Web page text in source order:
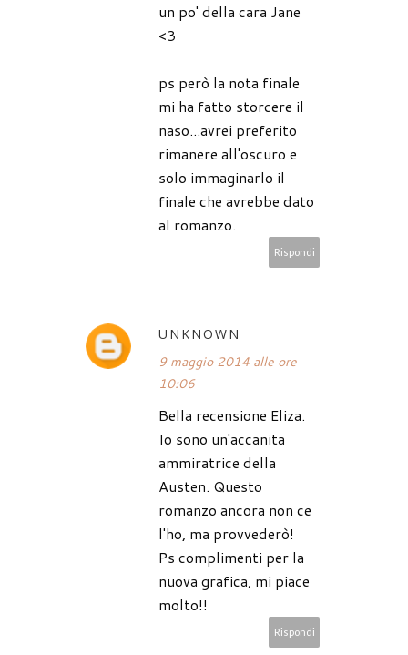
un po' della cara Jane
<3
ps però la nota finale
mi ha fatto storcere il
naso...avrei preferito
rimanere all'oscuro e
solo immaginarlo il
finale che avrebbe dato
al romanzo.
Rispondi
UNKNOWN
9 maggio 2014 alle ore
10:06
Bella recensione Eliza.
Io sono un'accanita
ammiratrice della
Austen. Questo
romanzo ancora non ce
l'ho, ma provvederò!
Ps complimenti per la
nuova grafica, mi piace
molto!!
Rispondi